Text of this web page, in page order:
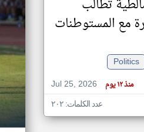
تطالب
مع المستوطنات
Politics
Jul 25, 2026
منذ ١٢ يوم
عدد الكلمات: ٢٠٢